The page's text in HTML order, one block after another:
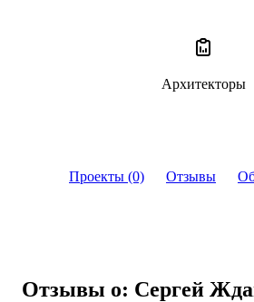
Проекты (0) Отзывы
Отзывы о: Сергей
Архитекторы